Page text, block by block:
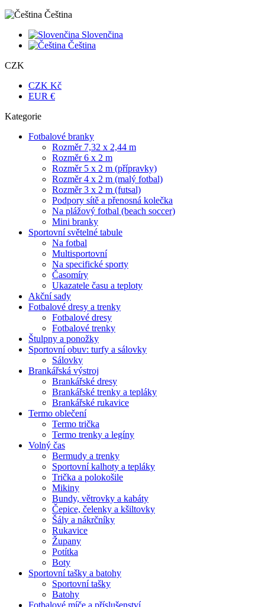
Čeština
Slovenčina
Čeština
CZK
CZK Kč
EUR €
Kategorie
Fotbalové branky
Rozměr 7,32 x 2,44 m
Rozměr 6 x 2 m
Rozměr 5 x 2 m (přípravky)
Rozměr 4 x 2 m (malý fotbal)
Rozměr 3 x 2 m (futsal)
Podpory sítě a přenosná kolečka
Na plážový fotbal (beach soccer)
Mini branky
Sportovní světelné tabule
Na fotbal
Multisportovní
Na specifické sporty
Časomíry
Ukazatele času a teploty
Akční sady
Fotbalové dresy a trenky
Fotbalové dresy
Fotbalové trenky
Štulpny a ponožky
Sportovní obuv: turfy a sálovky
Sálovky
Brankářská výstroj
Brankářské dresy
Brankářské trenky a tepláky
Brankářské rukavice
Termo oblečení
Termo trička
Termo trenky a legíny
Volný čas
Bermudy a trenky
Sportovní kalhoty a tepláky
Trička a polokošile
Mikiny
Bundy, větrovky a kabáty
Čepice, čelenky a kšiltovky
Šály a nákrčníky
Rukavice
Župany
Potítka
Boty
Sportovní tašky a batohy
Sportovní tašky
Batohy
Fotbalové míče a příslušenství